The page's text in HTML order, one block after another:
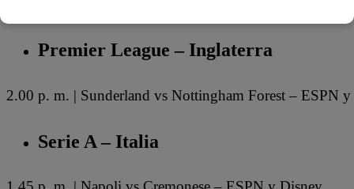
Premier League – Inglaterra
2.00 p. m. | Sunderland vs Nottingham Forest – ESPN
Serie A – Italia